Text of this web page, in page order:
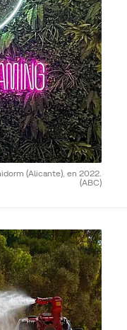
(Alicante), en 2022.
(ABC)